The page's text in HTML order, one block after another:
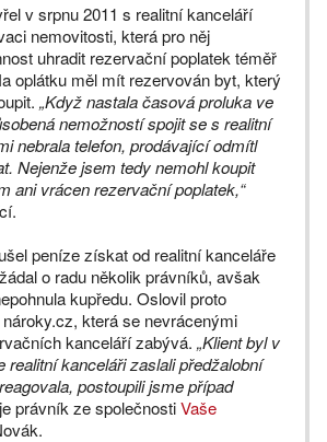
v srpnu 2011 s realitní kanceláří
nemovitosti, která pro něj
uhradit rezervační poplatek téměř
oplátku měl mít rezervován byt, který
„Když nastala časová proluka ve
nemožností spojit se s realitní
nebrala telefon, prodávající odmítl
Nejenže jsem tedy nemohl koupit
ani vrácen rezervační poplatek,“
peníze získat od realitní kanceláře
o radu několik právníků, avšak
kupředu. Oslovil proto
která se nevrácenými
kanceláří zabývá. „Klient byl v
realitní kanceláři zaslali předžalobní
postoupili jsme případ
právník ze společnostiVaše